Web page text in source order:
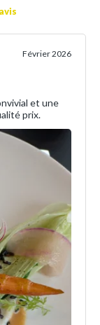
Février 2026
et une
prix.